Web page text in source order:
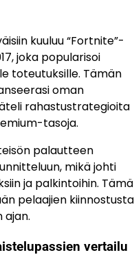
kuuluu “Fortnite”-
joka popularisoi
toteutuksille. Tämän
oman
rahastustrategioita
tasoja.
palautteen
mikä johti
ja palkintoihin. Tämä
pelaajien kiinnostusta
ajan.
vertailu